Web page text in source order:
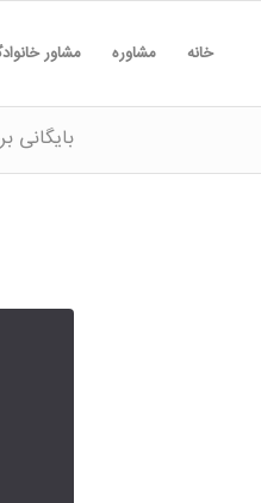
خانه مشاوره مشاور
بایگانی